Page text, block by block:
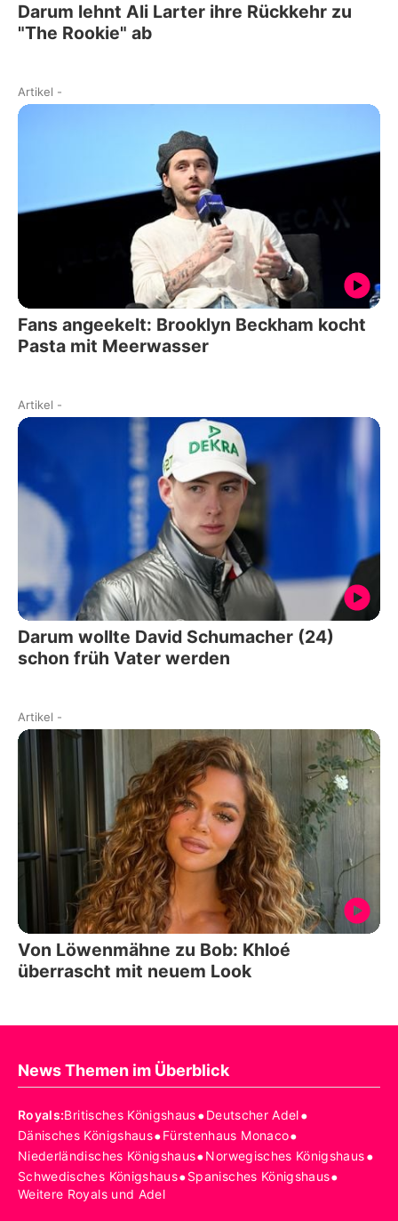
Darum lehnt Ali Larter ihre Rückkehr zu
"The Rookie" ab
Artikel -
Fans angeekelt: Brooklyn Beckham kocht
Pasta mit Meerwasser
Artikel -
Darum wollte David Schumacher (24)
schon früh Vater werden
Artikel -
Von Löwenmähne zu Bob: Khloé
überrascht mit neuem Look
News Themen im Überblick
Royals:Britisches Königshaus•Deutscher Adel•
Dänisches Königshaus•Fürstenhaus Monaco•
Niederländisches Königshaus•Norwegisches Königshaus•
Schwedisches Königshaus•Spanisches Königshaus•
Weitere Royals und Adel